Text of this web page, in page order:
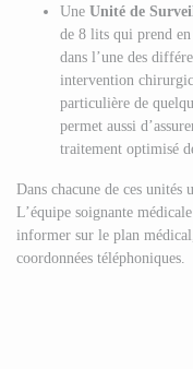
Une Unité de
de 8 lits qui prend en
dans l’une des
intervention
particulière de
permet aussi
traitement optimisé
Dans chacune de ces unités
L’équipe soignante
informer sur le plan
coordonnées téléphoniques.